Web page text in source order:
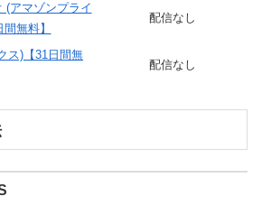
(アマゾンプライ
無料】
配信なし
ス)【31日間無
配信なし